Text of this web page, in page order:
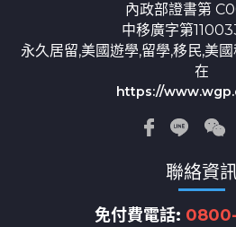
內政部證書第
中移廣字第
永久居留,美國遊學,留學,移民,美
在
https://
聯絡資
免付費電話: